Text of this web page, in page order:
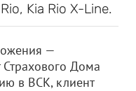
Kia Rio X-Line.
—
Дома
в ВСК, клиент